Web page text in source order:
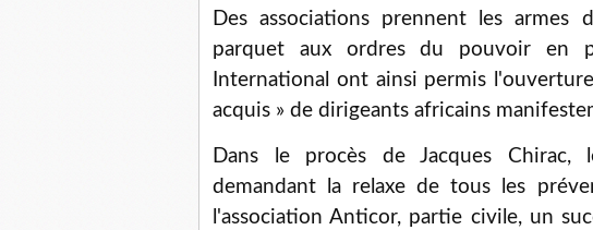
Des associations prennent les
parquet aux ordres du pouvoir en
International ont ainsi permis
acquis » de dirigeants africains
Dans le procès de Jacques
demandant la relaxe de tous les
l'association Anticor, partie civile, un